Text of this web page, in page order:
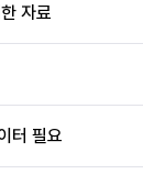
자료
터 필요